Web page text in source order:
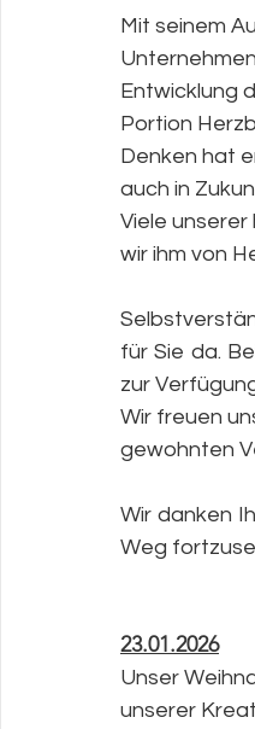
Mit seinem
Entwicklung
Portion
Denken hat
auch in
Viele
wir ihm von
für Sie da.
zur
Wir freuen
gewohnten
Wir danken
Weg
23.01.2026
Unser
unserer